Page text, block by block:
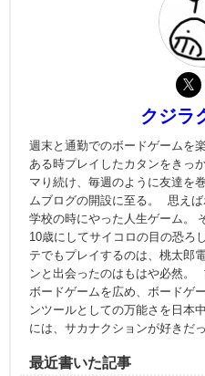
クジラ
週末と通勤でのボードゲームを
ある時プレイしたカタンをきっ
マり続け、毎週のように友達を
ムブログの開設に至る。 思え
学校の時にやった人生ゲーム。
10歳にしてサイコロの目の恐ろ
テでもプレイするのは、桃太郎
ンと出会ったのはもはや必然。
ボードゲームを広め、ボードゲ
ンツールとしての万能さを日本
には、サカナクションが好きだ
最近書いた記事